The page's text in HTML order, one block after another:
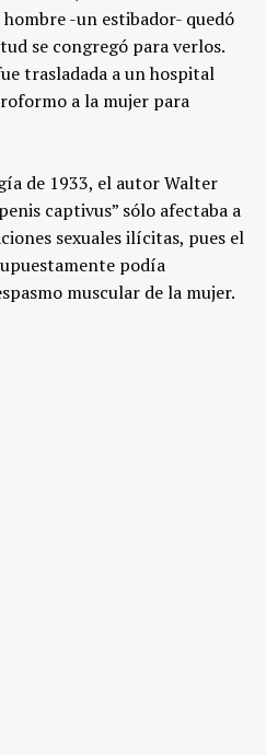
-un estibador- quedó
se congregó para verlos.
trasladada a un hospital
a la mujer para
de 1933, el autor Walter
captivus” sólo afectaba a
sexuales ilícitas, pues el
podía
muscular de la mujer.